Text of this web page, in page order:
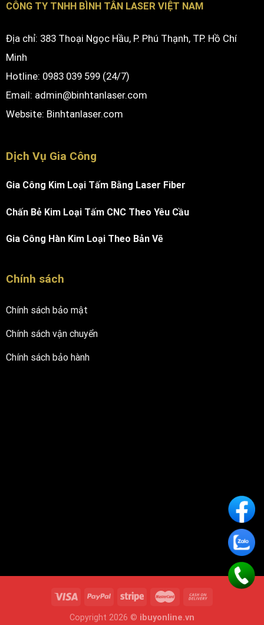
CÔNG TY TNHH BÌNH TÂN LASER VIỆT NAM
Địa chỉ: 383 Thoại Ngọc Hầu, P. Phú Thạnh, TP. Hồ Chí
Minh
Hotline: 0983 039 599 (24/7)
Email: admin@binhtanlaser.com
Website: Binhtanlaser.com
Dịch Vụ Gia Công
Gia Công Kim Loại Tấm Bằng Laser Fiber
Chấn Bẻ Kim Loại Tấm CNC Theo Yêu Cầu
Gia Công Hàn Kim Loại Theo Bản Vẽ
Chính sách
Chính sách bảo mật
Chính sách vận chuyển
Chính sách bảo hành
Copyright 2026 © ibuyonline.vn